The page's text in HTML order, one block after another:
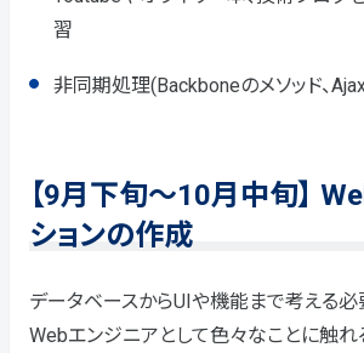
習
非同期処理(Backboneのメソッド、
【9月下旬～10月中旬】
ションの作成
データベースからUIや機能まで考える必
Webエンジニアとして色々なことに触